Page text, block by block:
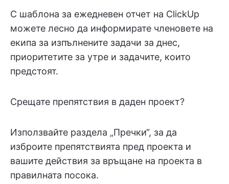
С шаблона за ежедневен отчет на ClickUp
можете лесно да информирате членовете на
екипа за изпълнените задачи за днес,
приоритетите за утре и задачите, които
предстоят.
Срещате препятствия в даден проект?
Използвайте раздела „Пречки“, за да
изброите препятствията пред проекта и
вашите действия за връщане на проекта в
правилната посока.